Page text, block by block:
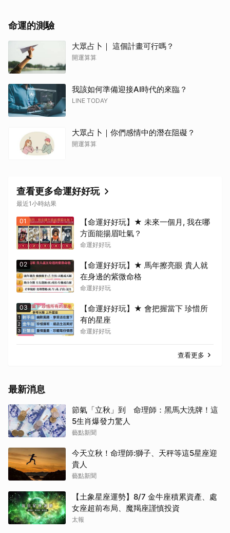
命運的測驗
大眾占卜｜ 這個計畫可行嗎？
開運算算
我該如何準備迎接AI時代的來臨？
LINE TODAY
大眾占卜｜你們感情中的潛在阻礙？
開運算算
查看更多命運好好玩
最近1小時結果
01
【命運好好玩】★ 未來一個月, 我在哪
方面能揚眉吐氣？
命運好好玩
02
【命運好好玩】★ 馬年擦亮眼 貴人就
在身邊的紫微命格
命運好好玩
03
【命運好好玩】★ 會把握當下 珍惜所
有的星座
命運好好玩
查看更多
最新消息
節氣「立秋」到 命理師：黑馬大洗牌！這
5生肖爆發力驚人
藝點新聞
今天立秋！命理師:獅子、天秤等這5星座迎
貴人
藝點新聞
【土象星座運勢】8/7 金牛座積累資產、處
女座超前布局、魔羯座謹慎投資
太報